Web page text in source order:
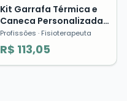
Kit Garrafa Térmica e
Caneca Personalizada
Fisioterapia Profissões
Presente
Profissões · Fisioterapeuta
R$ 113,05